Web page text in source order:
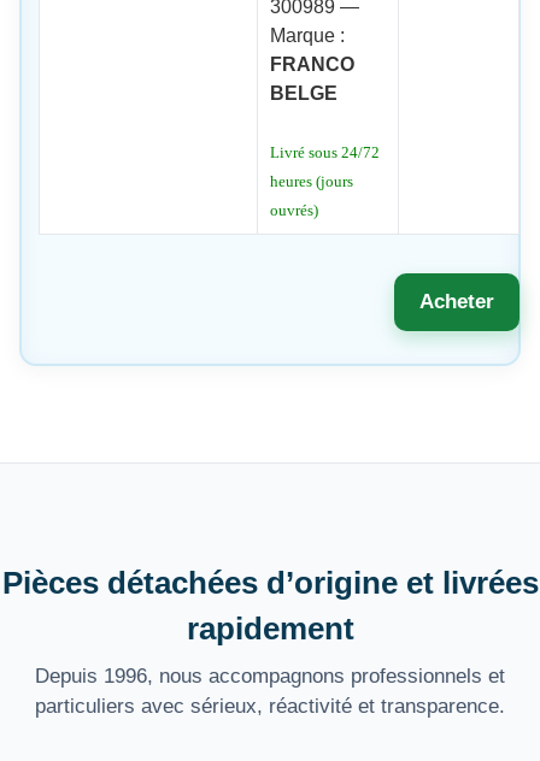
300989 —
Marque :
FRANCO
BELGE
Livré sous 24/72
heures (jours
ouvrés)
Acheter
Pièces détachées d’origine et livrées
rapidement
Depuis 1996, nous accompagnons professionnels et
particuliers avec sérieux, réactivité et transparence.